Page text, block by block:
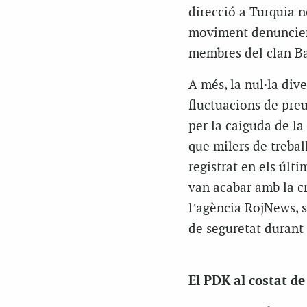
direcció a Turquia
moviment
membres del clan
A més, la nul·la
fluctuacions de
per la caiguda de
que milers de
registrat en els
van acabar amb la
l’agència
de seguretat durant
El PDK al costat